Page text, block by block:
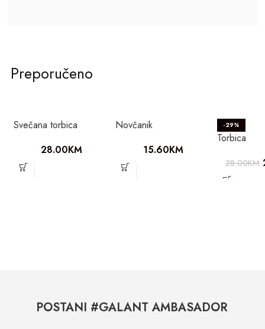
Preporučeno
Svečana torbica
28.00KM
Novčanik
15.60KM
-29%
Torbica
28.00KM
POSTANI #GALANT AMBASADOR